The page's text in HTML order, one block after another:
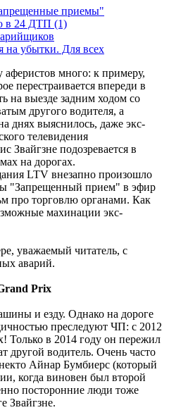
приемы"
в 24 ДТП (1)
на убытки. Для всех
много: к примеру,
перестраивается впереди в
на выезде задним ходом со
другого водителя, а
днях выяснилось, даже экс-
телевидения
Звайгзне подозревается в
на дорогах.
LTV внезапно произошло
"Запрещенный прием" в эфир
про торговлю органами. Как
махинации экс-
уважаемый читатель, с
аварий.
Prix
и езду. Однако на дороге
преследуют ЧП: с 2012
Только в 2014 году он пережил
другой водитель. Очень часто
Айнар Бумбиерс (который
когда виновен был второй
посторонние люди тоже
Звайгзне.